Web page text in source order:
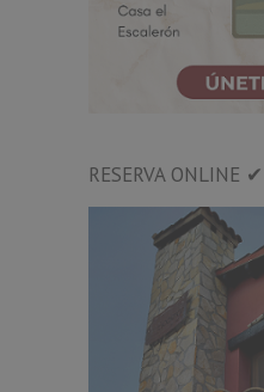
RESERVA ONLINE ✔